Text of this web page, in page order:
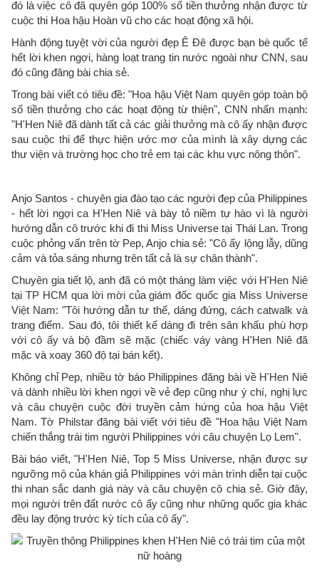
đó là việc cô đã quyên góp 100% số tiền thưởng nhận được từ
cuộc thi Hoa hậu Hoàn vũ cho các hoạt động xã hội.
Hành động tuyệt vời của người đẹp Ê Đê được bạn bè quốc tế
hết lời khen ngợi, hàng loạt trang tin nước ngoài như CNN, sau
đó cũng đăng bài chia sẻ.
Trong bài viết có tiêu đề: "Hoa hậu Việt Nam quyên góp toàn bộ
số tiền thưởng cho các hoạt động từ thiện", CNN nhấn mạnh:
"H'Hen Niê đã dành tất cả các giải thưởng mà cô ấy nhận được
sau cuộc thi để thực hiện ước mơ của mình là xây dựng các
thư viện và trường học cho trẻ em tại các khu vực nông thôn".
Anjo Santos - chuyên gia đào tạo các người đẹp của Philippines
- hết lời ngợi ca H'Hen Niê và bày tỏ niềm tự hào vì là người
hướng dẫn cô trước khi đi thi Miss Universe tại Thái Lan. Trong
cuộc phỏng vấn trên tờ Pep, Anjo chia sẻ: "Cô ấy lộng lẫy, dũng
cảm và tỏa sáng nhưng trên tất cả là sự chân thành".
Chuyên gia tiết lộ, anh đã có một tháng làm việc với H'Hen Niê
tại TP HCM qua lời mời của giám đốc quốc gia Miss Universe
Việt Nam: "Tôi hướng dẫn tư thế, dáng đứng, cách catwalk và
trang điểm. Sau đó, tôi thiết kế dáng đi trên sân khấu phù hợp
với cô ấy và bộ đầm sẽ mặc (chiếc váy vàng H'Hen Niê đã
mặc và xoay 360 độ tại bán kết).
Không chỉ Pep, nhiều tờ báo Philippines đăng bài về H'Hen Niê
và dành nhiều lời khen ngợi về vẻ đẹp cũng như ý chí, nghị lực
và câu chuyện cuộc đời truyền cảm hứng của hoa hậu Việt
Nam. Tờ Philstar đăng bài viết với tiêu đề "Hoa hậu Việt Nam
chiến thắng trái tim người Philippines với câu chuyện Lọ Lem".
Bài báo viết, "H'Hen Niê, Top 5 Miss Universe, nhận được sự
ngưỡng mộ của khán giả Philippines với màn trình diễn tại cuộc
thi nhan sắc danh giá này và câu chuyện cô chia sẻ. Giờ đây,
mọi người trên đất nước cô ấy cũng như những quốc gia khác
đều lay động trước kỳ tích của cô ấy".